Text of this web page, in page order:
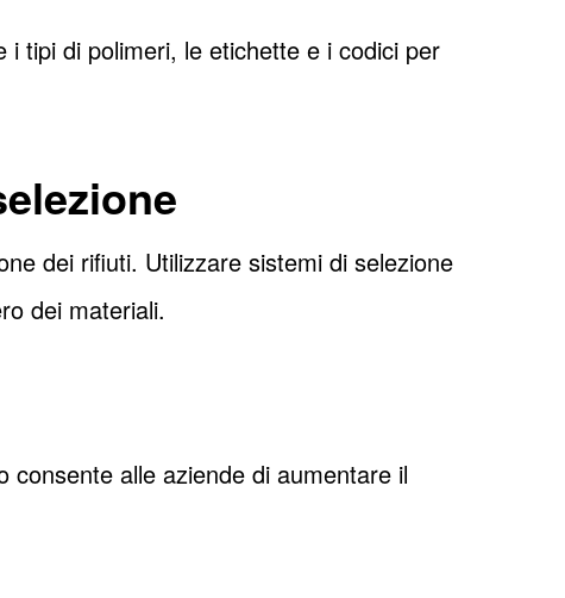
tipi di polimeri, le etichette e i codici per
dei rifiuti. Utilizzare sistemi di selezione
dei materiali.
consente alle aziende di aumentare il